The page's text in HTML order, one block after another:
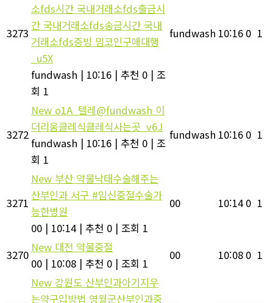
3273
소fds시간 국내거래소fds출금시
간 국내거래소fds송금시간 국내
거래소fds증빙 밈코인구매대행
_u5X
fundwash | 10:16 | 추천 0 | 조
회 1
fundwash 10:16 0 1
3272
New o1A_텔레@fundwash 이
더리움클레식클레식사는곳_v6J
fundwash | 10:16 | 추천 0 | 조
회 1
fundwash 10:16 0 1
3271
New 부산 약물낙태수술해주는
산부인과 서구 #임신중절수술가
능한병원
00 | 10:14 | 추천 0 | 조회 1
00 10:14 0 1
3270
New 대전 약물중절
00 | 10:08 | 추천 0 | 조회 1
00 10:08 0 1
New 강원도 산부인과아기지우
는약구입방법 영월군산부인과중